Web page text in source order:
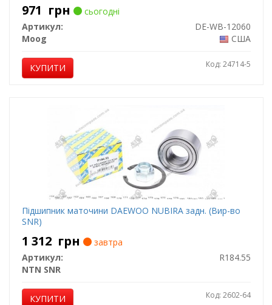
971 грн
сьогодні
Артикул:
DE-WB-12060
Moog
США
КУПИТИ Код: 24714-5
Підшипник маточини DAEWOO NUBIRA задн. (Вир-во
SNR)
1 312 грн
завтра
Артикул:
R184.55
NTN SNR
КУПИТИ Код: 2602-64